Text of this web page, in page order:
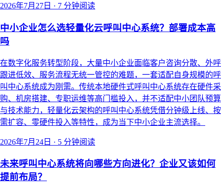
2026年7月27日 · 7 分钟阅读
中小企业怎么选轻量化云呼叫中心系统？部署成本高
吗
在数字化服务转型阶段，大量中小企业面临客户咨询分散、外呼
跟进低效、服务流程无统一管控的难题，一套适配自身规模的呼
叫中心系统成为刚需。传统本地硬件式呼叫中心系统存在硬件采
购、机房搭建、专职运维等高门槛投入，并不适配中小团队预算
与技术能力，轻量化云架构的呼叫中心系统凭借分钟级上线、按
需扩容、零硬件投入等特性，成为当下中小企业主流选择。
2026年7月24日 · 5 分钟阅读
未来呼叫中心系统将向哪些方向进化？企业又该如何
提前布局？